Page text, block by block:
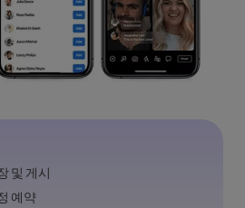
및 게시
예약